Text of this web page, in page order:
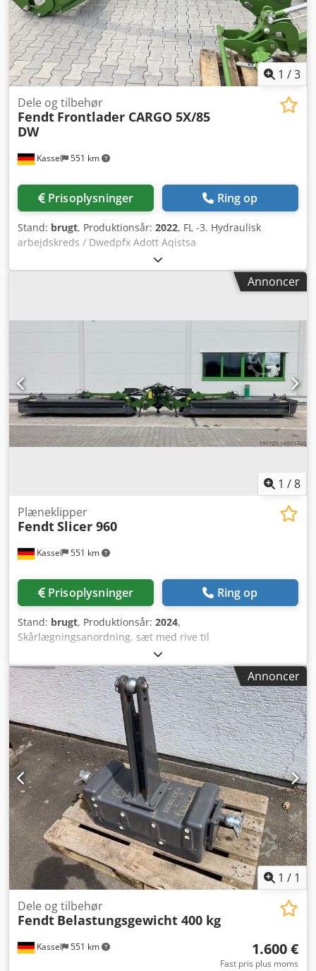
1 /3
Kassel 551 km
Dele og tilbehør
Fendt Frontlader CARGO 5X/85
DW
Prisoplysninger Ring op
Stand: brugt, Produktionsår: 2022, FL -3. Hydraulisk
arbejdskreds / Dwedpfx Adott Aqistsa
Annoncer
1 /8
Kassel 551 km
Plæneklipper
FendtSlicer 960
Prisoplysninger Ring op
Stand: brugt, Produktionsår: 2024,
Skårlægningsanordning, sæt med rive til
skærekombination, midterophæng, hydraulisk/klapning af
sideskjold, skæreskive med transportvinge,
hydraulisk/transportlås, CE-udstyrspakke, standard
kraftoverføringsaksel monteret. Dwodot Eazcjpfx Adtea
Annoncer
1 / 1
Kassel 551 km
Dele og tilbehør
Fendt Belastungsgewicht 400 kg
1.600 €
Fast pris plus moms